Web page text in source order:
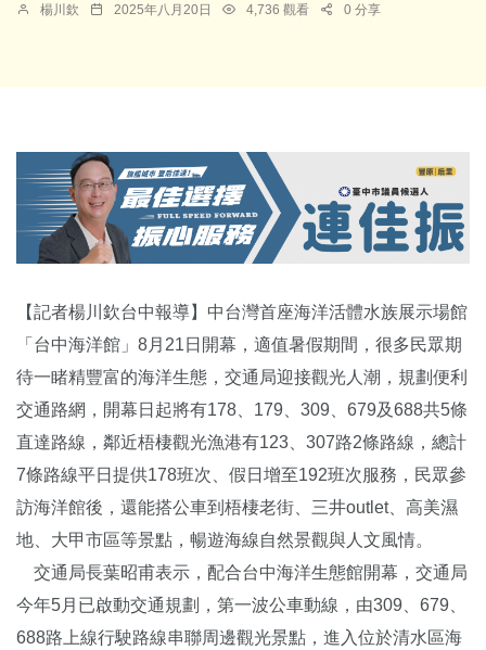
楊川欽 2025年八月20日 4,736 觀看 0 分享
【記者楊川欽台中報導】中台灣首座海洋活體水族展示場館
「台中海洋館」8月21日開幕，適值暑假期間，很多民眾期
待一睹精豐富的海洋生態，交通局迎接觀光人潮，規劃便利
交通路網，開幕日起將有178、179、309、679及688共5條
直達路線，鄰近梧棲觀光漁港有123、307路2條路線，總計
7條路線平日提供178班次、假日增至192班次服務，民眾參
訪海洋館後，還能搭公車到梧棲老街、三井outlet、高美濕
地、大甲市區等景點，暢遊海線自然景觀與人文風情。
交通局長葉昭甫表示，配合台中海洋生態館開幕，交通局
今年5月已啟動交通規劃，第一波公車動線，由309、679、
688路上線行駛路線串聯周邊觀光景點，進入位於清水區海